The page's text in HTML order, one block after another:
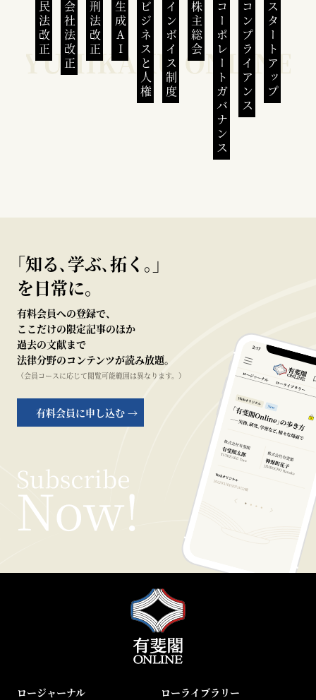
民法改正 会社法改正 刑法改正 生成AI ビジネスと人権インボイス制度 株主総会 コーポレートガバナンスコンプライアンススタートアップ
｢知る､学ぶ､拓く｡｣
を日常に。
有料会員への登録で、
ここだけの限定記事のほか
過去の文献まで
法律分野のコンテンツが読み放題。
（会員コースに応じて閲覧可能範囲は異なります。）
有料会員に申し込む →
ロージャーナル ローライブラリー